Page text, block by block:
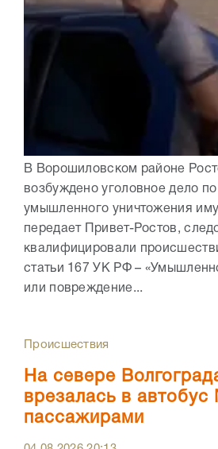
В Ворошиловском районе
возбуждено уголовное дело
умышленного уничтожения
передает Привет-Ростов,
квалифицировали
статьи 167 УК РФ –
или повреждение...
Происшествия
На севере
врезалась в
пассажирами